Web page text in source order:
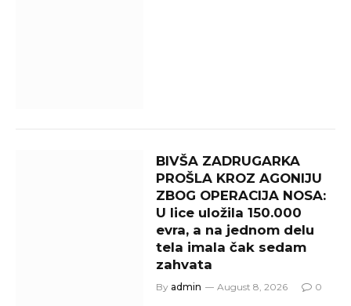
BIVŠA ZADRUGARKA
PROŠLA KROZ AGONIJU
ZBOG OPERACIJA NOSA:
U lice uložila 150.000
evra, a na jednom delu
tela imala čak sedam
zahvata
By admin August 8, 2026 0